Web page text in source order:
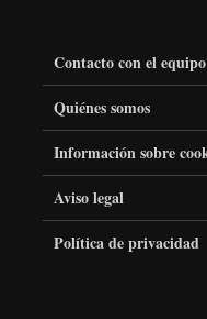
e
b
o
t
Contacto con el
Quiénes somos
Información sobre
Aviso legal
Política de privacidad